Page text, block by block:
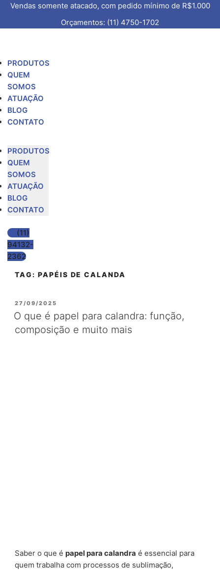
Vendas somente atacado, com pedido mínimo de R$1.000
Orçamentos: (11) 4750-1702
PRODUTOS
QUEM
SOMOS
ATUAÇÃO
BLOG
CONTATO
PRODUTOS
QUEM
SOMOS
ATUAÇÃO
BLOG
CONTATO
(11)
94132-
2362
TAG: PAPÉIS DE CALANDA
PUBLICADO
EM
27/09/2025
O que é papel para calandra: função,
composição e muito mais
Saber o que é papel para calandra é essencial para
quem trabalha com processos de sublimação,